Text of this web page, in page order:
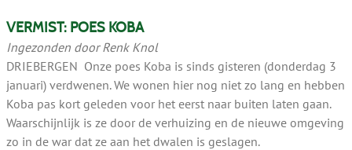
VERMIST: POES KOBA
Ingezonden door Renk Knol
DRIEBERGEN Onze poes Koba is sinds gisteren (donderdag 3
januari) verdwenen. We wonen hier nog niet zo lang en hebben
Koba pas kort geleden voor het eerst naar buiten laten gaan.
Waarschijnlijk is ze door de verhuizing en de nieuwe omgeving
zo in de war dat ze aan het dwalen is geslagen.